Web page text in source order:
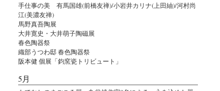
手仕事の美 有馬国雄(前橋友禅)/小岩井カリナ(上田紬)/河村尚
江(美濃友禅)
馬野真吾陶展
大井寛史・大井萌子陶磁展
春色陶器祭
織部うつわ邸 春色陶器祭
阪本健 個展「鈞窯瓷トリビュート」
5月